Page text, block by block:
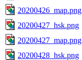
20200426_map.png
20200427_hsk.png
20200427_map.png
20200428_hsk.png